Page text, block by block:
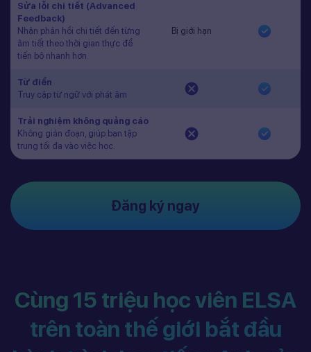
Sửa lỗi chi tiết (Advanced
Feedback)
Nhận phản hồi chi tiết đến từng
âm tiết theo thời gian thực để
tiến bộ nhanh hơn.
Bị giới hạn
Từ điển
Truy cập từ ngữ với phát âm
Trải nghiệm không quảng cáo
Không gián đoạn, giúp bạn tập
trung tối đa vào việc học.
Đăng ký ngay
Cùng 15 triệu học viên ELSA
trên toàn thế giới bắt đầu